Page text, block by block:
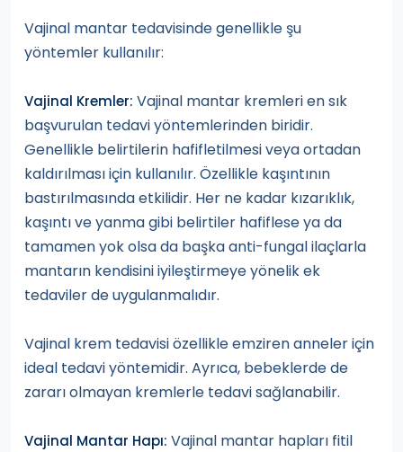
Vajinal mantar tedavisinde genellikle şu
yöntemler kullanılır:
Vajinal Kremler: Vajinal mantar kremleri en sık
başvurulan tedavi yöntemlerinden biridir.
Genellikle belirtilerin hafifletilmesi veya ortadan
kaldırılması için kullanılır. Özellikle kaşıntının
bastırılmasında etkilidir. Her ne kadar kızarıklık,
kaşıntı ve yanma gibi belirtiler hafiflese ya da
tamamen yok olsa da başka anti-fungal ilaçlarla
mantarın kendisini iyileştirmeye yönelik ek
tedaviler de uygulanmalıdır.
Vajinal krem tedavisi özellikle emziren anneler için
ideal tedavi yöntemidir. Ayrıca, bebeklerde de
zararı olmayan kremlerle tedavi sağlanabilir.
Vajinal Mantar Hapı: Vajinal mantar hapları fitil